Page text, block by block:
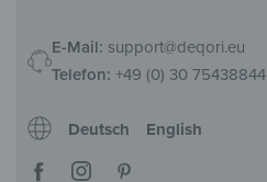
E-Mail: support@deqori.eu
Telefon: +49 (0) 30 75438844
Deutsch English